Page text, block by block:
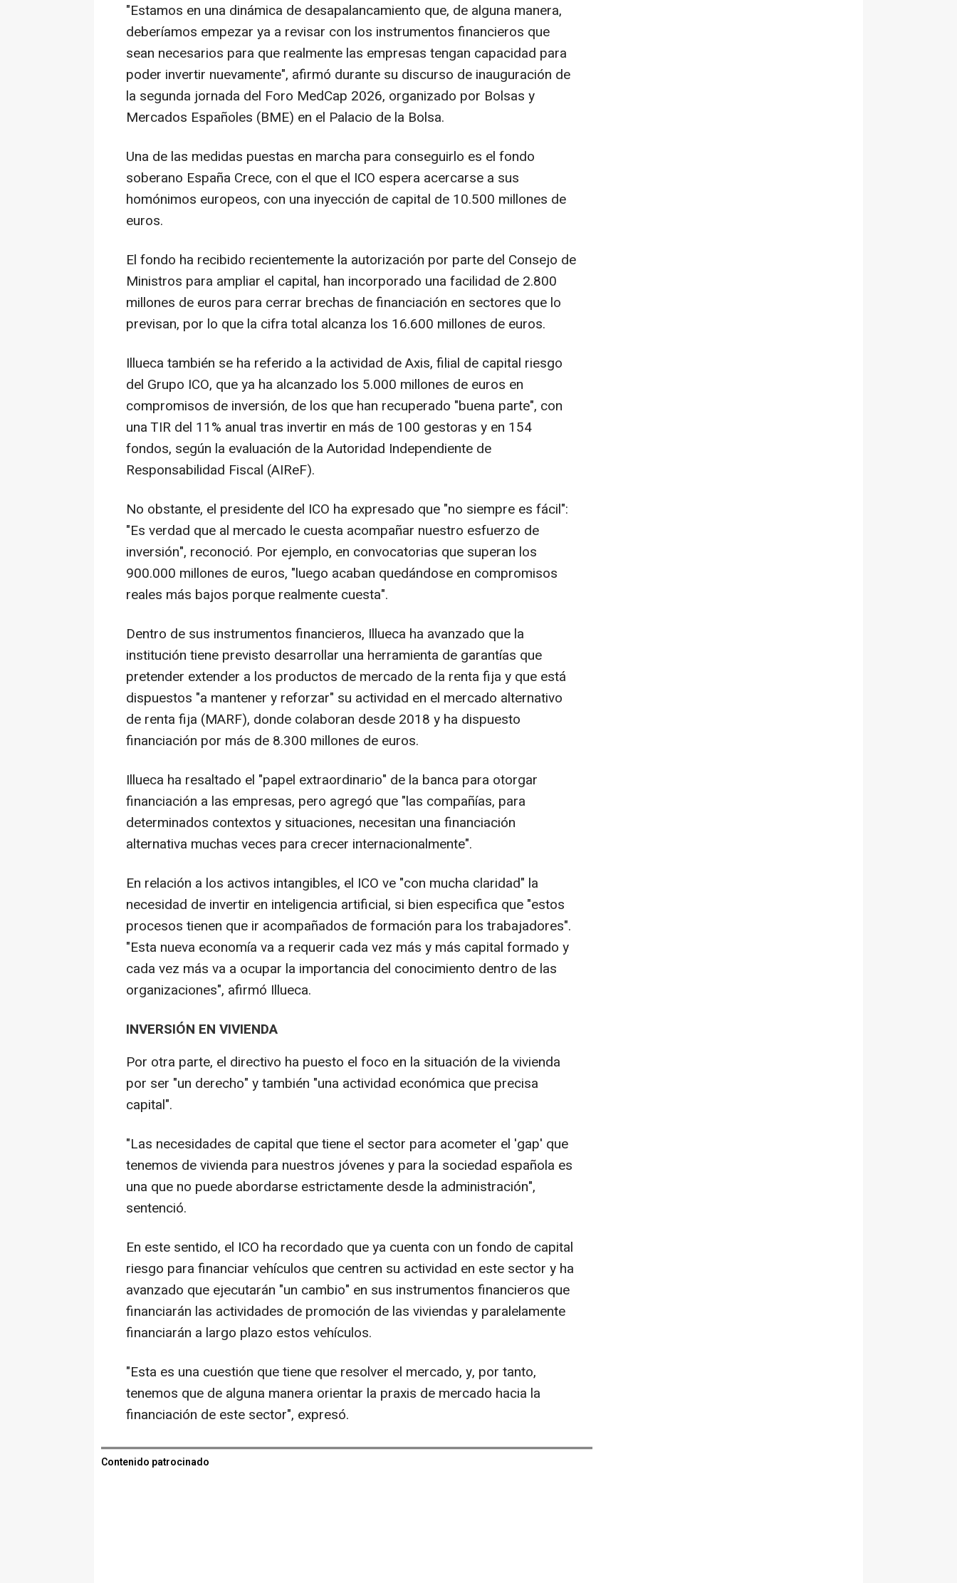
"Estamos en una dinámica de desapalancamiento que, de alguna manera,
deberíamos empezar ya a revisar con los instrumentos financieros que
sean necesarios para que realmente las empresas tengan capacidad para
poder invertir nuevamente", afirmó durante su discurso de inauguración de
la segunda jornada del Foro MedCap 2026, organizado por Bolsas y
Mercados Españoles (BME) en el Palacio de la Bolsa.
Una de las medidas puestas en marcha para conseguirlo es el fondo
soberano España Crece, con el que el ICO espera acercarse a sus
homónimos europeos, con una inyección de capital de 10.500 millones de
euros.
El fondo ha recibido recientemente la autorización por parte del Consejo de
Ministros para ampliar el capital, han incorporado una facilidad de 2.800
millones de euros para cerrar brechas de financiación en sectores que lo
previsan, por lo que la cifra total alcanza los 16.600 millones de euros.
Illueca también se ha referido a la actividad de Axis, filial de capital riesgo
del Grupo ICO, que ya ha alcanzado los 5.000 millones de euros en
compromisos de inversión, de los que han recuperado "buena parte", con
una TIR del 11% anual tras invertir en más de 100 gestoras y en 154
fondos, según la evaluación de la Autoridad Independiente de
Responsabilidad Fiscal (AIReF).
No obstante, el presidente del ICO ha expresado que "no siempre es fácil":
"Es verdad que al mercado le cuesta acompañar nuestro esfuerzo de
inversión", reconoció. Por ejemplo, en convocatorias que superan los
900.000 millones de euros, "luego acaban quedándose en compromisos
reales más bajos porque realmente cuesta".
Dentro de sus instrumentos financieros, Illueca ha avanzado que la
institución tiene previsto desarrollar una herramienta de garantías que
pretender extender a los productos de mercado de la renta fija y que está
dispuestos "a mantener y reforzar" su actividad en el mercado alternativo
de renta fija (MARF), donde colaboran desde 2018 y ha dispuesto
financiación por más de 8.300 millones de euros.
Illueca ha resaltado el "papel extraordinario" de la banca para otorgar
financiación a las empresas, pero agregó que "las compañías, para
determinados contextos y situaciones, necesitan una financiación
alternativa muchas veces para crecer internacionalmente".
En relación a los activos intangibles, el ICO ve "con mucha claridad" la
necesidad de invertir en inteligencia artificial, si bien especifica que "estos
procesos tienen que ir acompañados de formación para los trabajadores".
"Esta nueva economía va a requerir cada vez más y más capital formado y
cada vez más va a ocupar la importancia del conocimiento dentro de las
organizaciones", afirmó Illueca.
INVERSIÓN EN VIVIENDA
Por otra parte, el directivo ha puesto el foco en la situación de la vivienda
por ser "un derecho" y también "una actividad económica que precisa
capital".
"Las necesidades de capital que tiene el sector para acometer el 'gap' que
tenemos de vivienda para nuestros jóvenes y para la sociedad española es
una que no puede abordarse estrictamente desde la administración",
sentenció.
En este sentido, el ICO ha recordado que ya cuenta con un fondo de capital
riesgo para financiar vehículos que centren su actividad en este sector y ha
avanzado que ejecutarán "un cambio" en sus instrumentos financieros que
financiarán las actividades de promoción de las viviendas y paralelamente
financiarán a largo plazo estos vehículos.
"Esta es una cuestión que tiene que resolver el mercado, y, por tanto,
tenemos que de alguna manera orientar la praxis de mercado hacia la
financiación de este sector", expresó.
Contenido patrocinado